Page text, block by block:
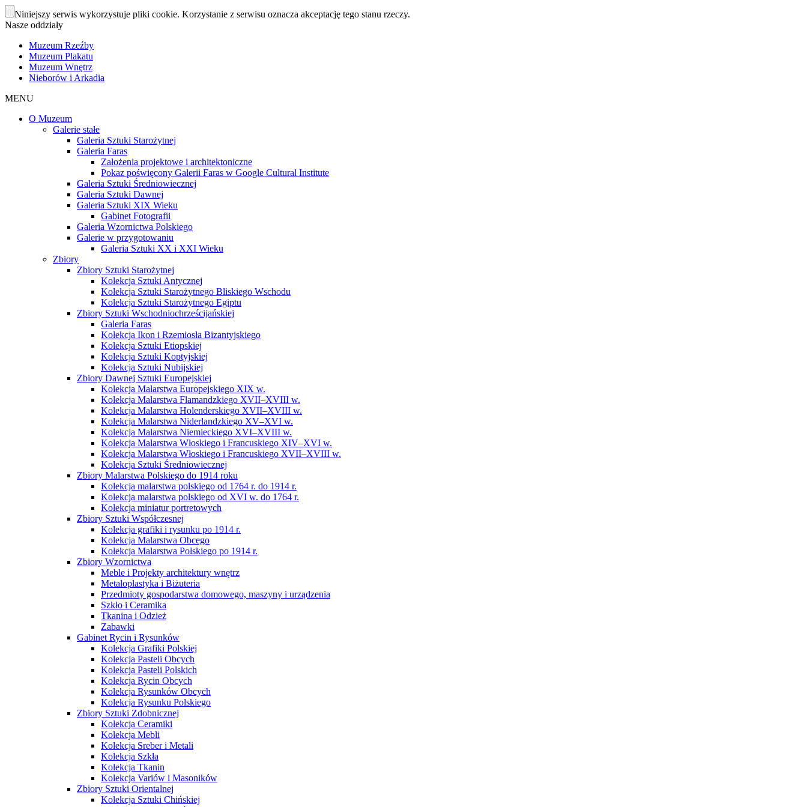
Niniejszy serwis wykorzystuje pliki cookie. Korzystanie z serwisu oznacza akceptację tego stanu rzeczy.
Nasze oddziały
Muzeum Rzeźby
Muzeum Plakatu
Muzeum Wnętrz
Nieborów i Arkadia
MENU
O Muzeum
Galerie stałe
Galeria Sztuki Starożytnej
Galeria Faras
Założenia projektowe i architektoniczne
Pokaz poświęcony Galerii Faras w Google Cultural Institute
Galeria Sztuki Średniowiecznej
Galeria Sztuki Dawnej
Galeria Sztuki XIX Wieku
Gabinet Fotografii
Galeria Wzornictwa Polskiego
Galerie w przygotowaniu
Galeria Sztuki XX i XXI Wieku
Zbiory
Zbiory Sztuki Starożytnej
Kolekcja Sztuki Antycznej
Kolekcja Sztuki Starożytnego Bliskiego Wschodu
Kolekcja Sztuki Starożytnego Egiptu
Zbiory Sztuki Wschodniochrześcijańskiej
Galeria Faras
Kolekcja Ikon i Rzemiosła Bizantyjskiego
Kolekcja Sztuki Etiopskiej
Kolekcja Sztuki Koptyjskiej
Kolekcja Sztuki Nubijskiej
Zbiory Dawnej Sztuki Europejskiej
Kolekcja Malarstwa Europejskiego XIX w.
Kolekcja Malarstwa Flamandzkiego XVII–XVIII w.
Kolekcja Malarstwa Holenderskiego XVII–XVIII w.
Kolekcja Malarstwa Niderlandzkiego XV–XVI w.
Kolekcja Malarstwa Niemieckiego XVI–XVIII w.
Kolekcja Malarstwa Włoskiego i Francuskiego XIV–XVI w.
Kolekcja Malarstwa Włoskiego i Francuskiego XVII–XVIII w.
Kolekcja Sztuki Średniowiecznej
Zbiory Malarstwa Polskiego do 1914 roku
Kolekcja malarstwa polskiego od 1764 r. do 1914 r.
Kolekcja malarstwa polskiego od XVI w. do 1764 r.
Kolekcja miniatur portretowych
Zbiory Sztuki Współczesnej
Kolekcja grafiki i rysunku po 1914 r.
Kolekcja Malarstwa Obcego
Kolekcja Malarstwa Polskiego po 1914 r.
Zbiory Wzornictwa
Meble i Projekty architektury wnętrz
Metaloplastyka i Biżuteria
Przedmioty gospodarstwa domowego, maszyny i urządzenia
Szkło i Ceramika
Tkanina i Odzież
Zabawki
Gabinet Rycin i Rysunków
Kolekcja Grafiki Polskiej
Kolekcja Pasteli Obcych
Kolekcja Pasteli Polskich
Kolekcja Rycin Obcych
Kolekcja Rysunków Obcych
Kolekcja Rysunku Polskiego
Zbiory Sztuki Zdobnicznej
Kolekcja Ceramiki
Kolekcja Mebli
Kolekcja Sreber i Metali
Kolekcja Szkła
Kolekcja Tkanin
Kolekcja Variów i Masoników
Zbiory Sztuki Orientalnej
Kolekcja Sztuki Chińskiej